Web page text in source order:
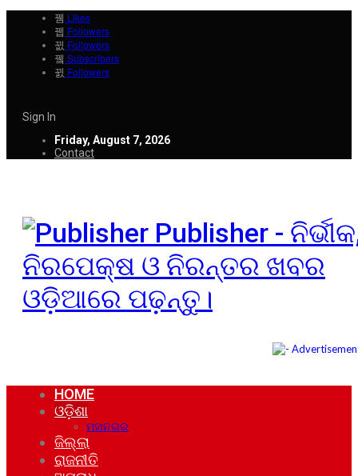
Likes
Followers
Followers
Subscribers
Followers
Sign In
Friday, August 7, 2026
Contact
Publisher -
ନିରପେକ୍ଷ ଓ ନିରନ୍ତର ଖବର
ଓଡ଼ିଆରେ ପଢ଼ନ୍ତୁ।
HOME
ଓଡ଼ିଶା
ମହାନଗର
ଜିଲ୍ଲା
ରାଜନୀତି